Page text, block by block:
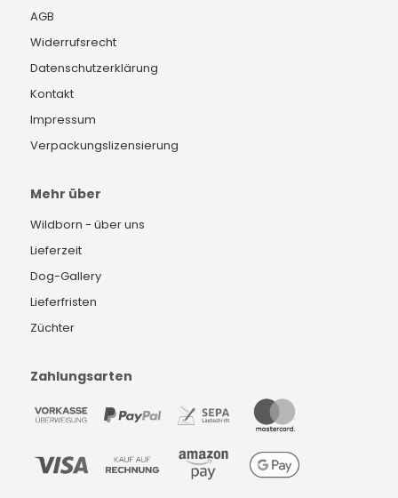
AGB
Widerrufsrecht
Datenschutzerklärung
Kontakt
Impressum
Verpackungslizensierung
Mehr über
Wildborn - über uns
Lieferzeit
Dog-Gallery
Lieferfristen
Züchter
Zahlungsarten